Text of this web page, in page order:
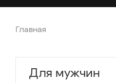
Главная
Для мужчин